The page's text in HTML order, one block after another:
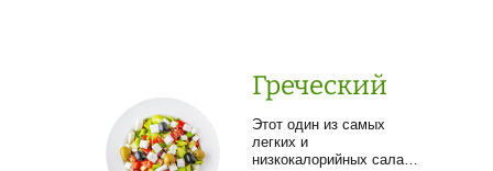
Греческий
Этот один из самых
легких и
низкокалорийных сала…